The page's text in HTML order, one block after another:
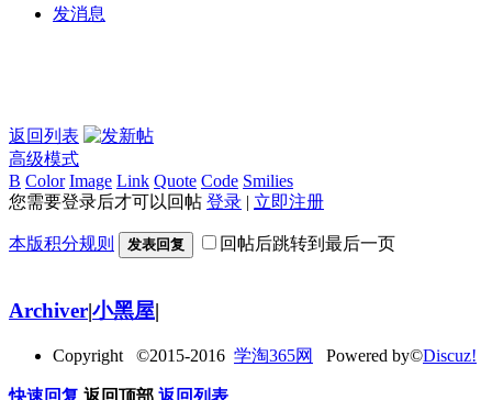
发消息
返回列表
高级模式
B Color Image Link Quote Code Smilies
您需要登录后才可以回帖 登录 | 立即注册
本版积分规则 发表回复 回帖后跳转到最后一页
Archiver|小黑屋|
Copyright ©2015-2016 学淘365网 Powered by©Discuz!